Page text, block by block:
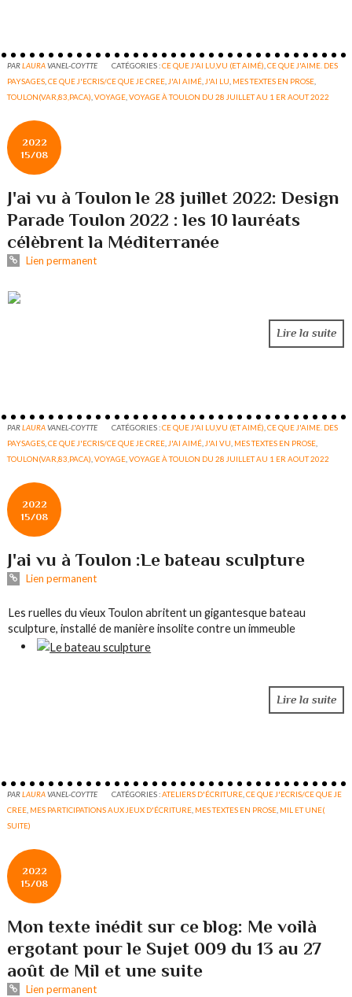
PARLAURAVANEL-COYTTE CATÉGORIES :CE QUE J'AI LU,VU (ET AIMÉ) ,CE QUE J'AIME. DES
PAYSAGES ,CE QUE J'ECRIS/CE QUE JE CREE J'AI AIMÉ J'AI LU MES TEXTES EN PROSE
TOULON(VAR,83,PACA) ,VOYAGE ,VOYAGE À TOULON DU 28 JUILLET AU 1 ER AOUT 2022
2022
15/08
J'ai vu à Toulon le 28 juillet 2022: Design
Parade Toulon 2022 : les 10 lauréats
célèbrent la Méditerranée
Lien permanent
Lire la suite
PARLAURAVANEL-COYTTE CATÉGORIES :CE QUE J'AI LU,VU (ET AIMÉ) ,CE QUE J'AIME. DES
PAYSAGES ,CE QUE J'ECRIS/CE QUE JE CREE J'AI AIMÉ J'AI VU MES TEXTES EN PROSE
TOULON(VAR,83,PACA) ,VOYAGE ,VOYAGE À TOULON DU 28 JUILLET AU 1 ER AOUT 2022
2022
15/08
J'ai vu à Toulon :Le bateau sculpture
Lien permanent
Les ruelles du vieux Toulon abritent un gigantesque bateau
sculpture, installé de manière insolite contre un immeuble
Lire la suite
PARLAURAVANEL-COYTTE CATÉGORIES :ATELIERS D'ÉCRITURE ,CE QUE J'ECRIS/CE QUE JE
CREE MES PARTICIPATIONS AUX JEUX D'ÉCRITURE MES TEXTES EN PROSE MIL ET UNE(
SUITE)
2022
15/08
Mon texte inédit sur ce blog: Me voilà
ergotant pour le Sujet 009 du 13 au 27
août de Mil et une suite
Lien permanent